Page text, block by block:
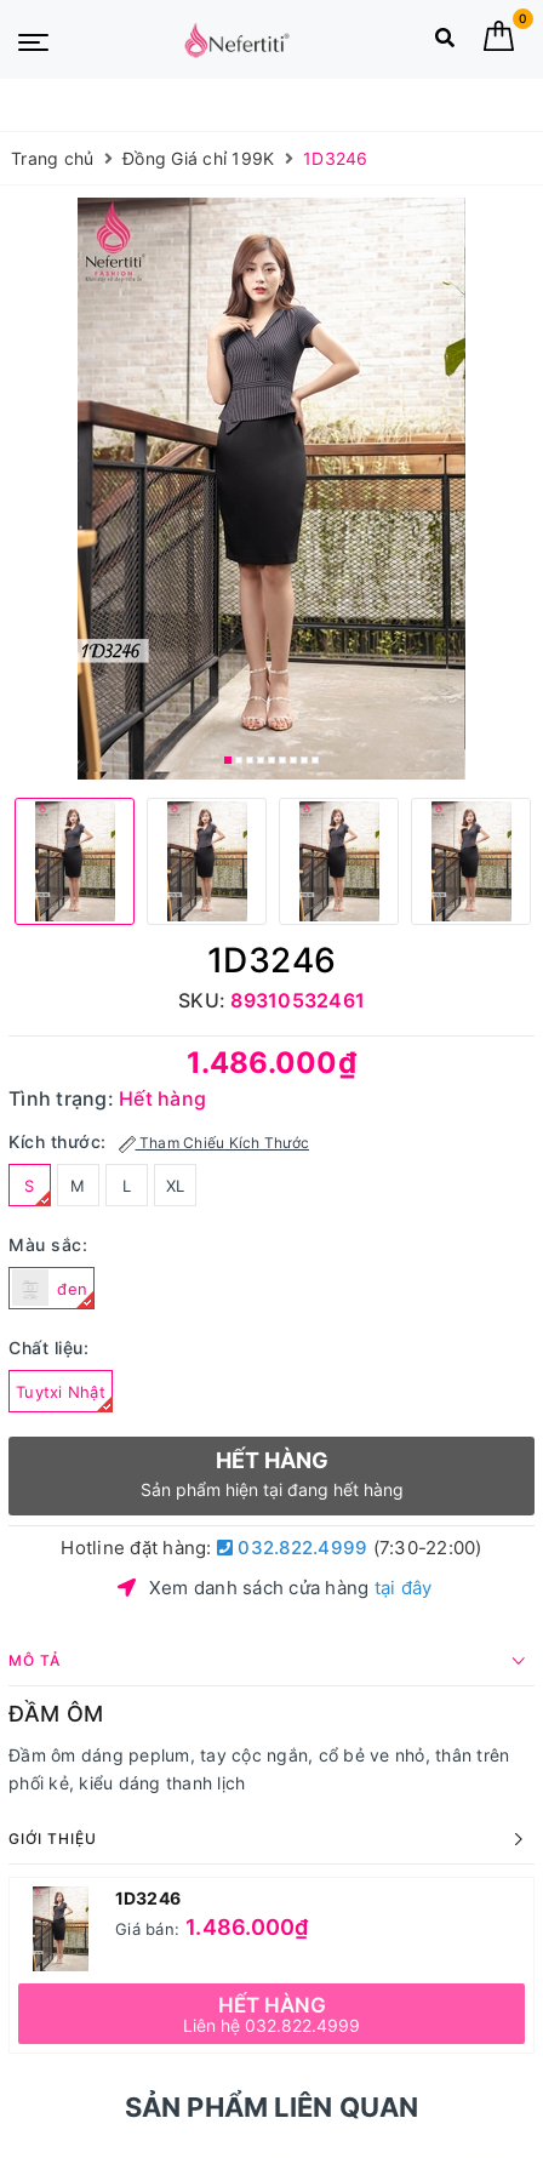
0
Trang chủ Đồng Giá chỉ 199K 1D3246
1D3246
SKU:89310532461
1.486.000₫
Tình trạng: Hết hàng
Kích thước: Tham Chiếu Kích Thước
S M L XL
Màu sắc:
đen
Chất liệu:
Tuytxi Nhật
HẾT HÀNG
Sản phẩm hiện tại đang hết hàng
Hotline đặt hàng: 032.822.4999 (7:30-22:00)
Xem danh sách cửa hàng tại đây
MÔ TẢ
ĐẦM ÔM
Đầm ôm dáng peplum, tay cộc ngắn, cổ bẻ ve nhỏ, thân trên
phối kẻ, kiểu dáng thanh lịch
GIỚI THIỆU
1D3246
Giá bán: 1.486.000₫
HẾT HÀNG
Liên hệ 032.822.4999
SẢN PHẨM LIÊN QUAN